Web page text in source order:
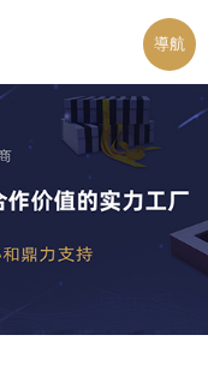
導航